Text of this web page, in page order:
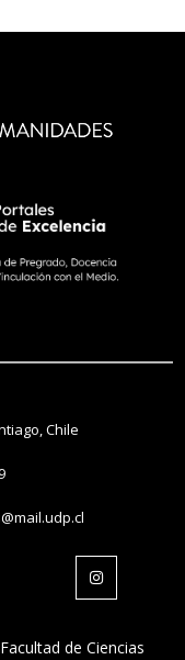
Chile
de Ciencias